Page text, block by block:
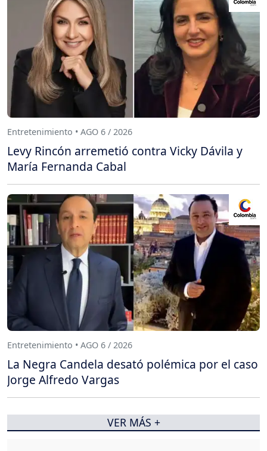
Entretenimiento • AGO 6 / 2026
Levy Rincón arremetió contra Vicky Dávila y
María Fernanda Cabal
Entretenimiento • AGO 6 / 2026
La Negra Candela desató polémica por el caso
Jorge Alfredo Vargas
VER MÁS +